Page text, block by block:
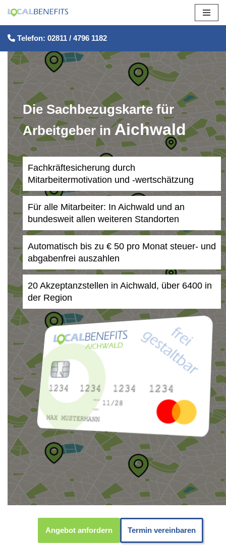
Zum
Inhalt
springen
Telefon: 02811 / 4796 1182
Die Sachbezugskarte für
Arbeitgeber inAichwald
Fachkräftesicherung durch
Mitarbeitermotivation und -wertschätzung
Für alle Mitarbeiter: In Aichwald und an
bundesweit allen weiteren Standorten
Automatisch bis zu € 50 pro Monat steuer- und
abgabenfrei auszahlen
20 Akzeptanzstellen in Aichwald, über 6400 in
der Region
Angebot anfordern Termin vereinbaren